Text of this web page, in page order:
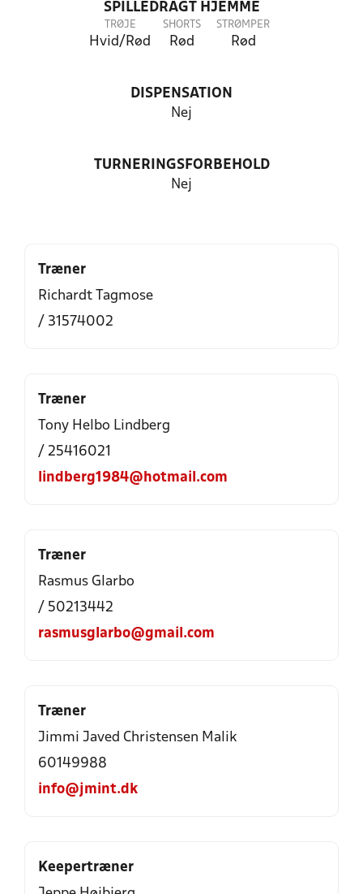
SPILLEDRAGT HJEMME
TRØJE
Hvid/Rød
SHORTS
Rød
STRØMPER
Rød
DISPENSATION
Nej
TURNERINGSFORBEHOLD
Nej
Træner
Richardt Tagmose
/ 31574002
Træner
Tony Helbo Lindberg
/ 25416021
lindberg1984@hotmail.com
Træner
Rasmus Glarbo
/ 50213442
rasmusglarbo@gmail.com
Træner
Jimmi Javed Christensen Malik
60149988
info@jmint.dk
Keepertræner